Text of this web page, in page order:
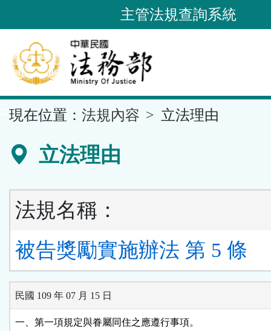
到
要
內
容
區
主管法規查詢系統
現在位置： 法規內容 立法理由
立法理由
法規名稱：
被告獎勵實施辦法 第 5 條
民國 109 年 07 月 15 日
一、第一項規定與眷屬同住之應遵行事項。